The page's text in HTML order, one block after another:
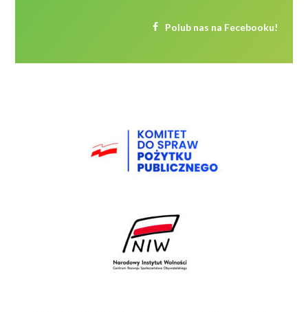
Polub nas na Fecebooku!